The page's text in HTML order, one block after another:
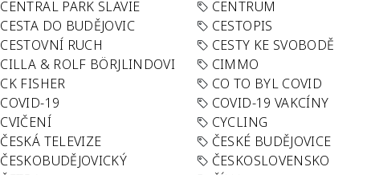
CENTRAL PARK SLAVIE CENTRUM
CESTA DO BUDĚJOVIC CESTOPIS
CESTOVNÍ RUCH CESTY KE SVOBODĚ
CILLA & ROLF BÖRJLINDOVI CIMMO
CK FISHER CO TO BYL COVID
COVID-19 COVID-19 VAKCÍNY
CVIČENÍ CYCLING
ČESKÁ TELEVIZE ČESKÉ BUDĚJOVICE
ČESKOBUDĚJOVICKÝ ČESKOSLOVENSKO